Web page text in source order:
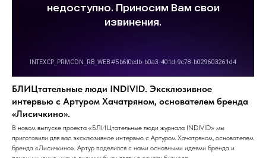
БЛИЦтательные люди INDIVID. Эксклюзивное
интервью с Артуром Хачатряном, основателем бренда
«Лисичкино».
В новом выпуске проекта «БЛИЦтательные люди журнала INDIVID» мы
приготовили для вас эксклюзивное интервью с Артуром Хачатряном, основателем
бренда «Лисичкино». Артур поделился с нами основными идеями бренда и